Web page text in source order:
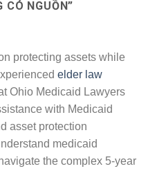
CÓ NGUỒN”
protecting assets while
elder law
Ohio Medicaid Lawyers
with Medicaid
asset protection
medicaid
the complex 5-year